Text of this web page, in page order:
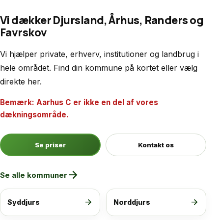
Vi dækker Djursland, Århus, Randers og
Favrskov
Vi hjælper private, erhverv, institutioner og landbrug i
hele området. Find din kommune på kortet eller vælg
direkte her.
Bemærk: Aarhus C er ikke en del af vores
dækningsområde.
Se priser Kontakt os
Se alle kommuner arrow_forward
Syddjurs arrow_forward Norddjurs arrow_forward